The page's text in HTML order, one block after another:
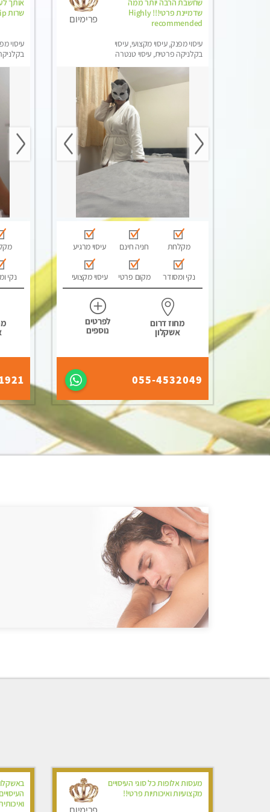
שחשבת הרבה יותר ממה
שדמיינת פרטי!!! Highly
recommended
עיסוי מפנק, עיסוי מקצועי, עיסוי
בקלניקה פרטית, עיסוי טנטרה
פרימיום
מקלחת חניה חינם עיסוי מרגיע
נקי ומסודר מקום פרטי עיסוי מקצועי
מחוז דרום
אשקלון
לפרטים
נוספים
055-4532049
אותך
שרות vip מובטח. ללא מין !!
עיסוי
נקי
מעסות אלופות כל סוגי העיסויים
מקצועיות ואיכותיות פרטי!!